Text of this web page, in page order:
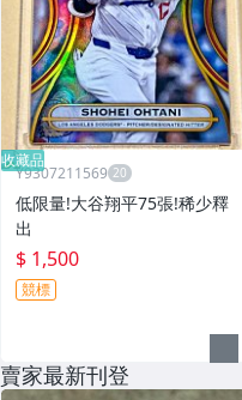
收藏品
Y9307211569
低限量!大谷翔平75張!稀少釋
出
$ 1,500
競標
賣家最新刊登